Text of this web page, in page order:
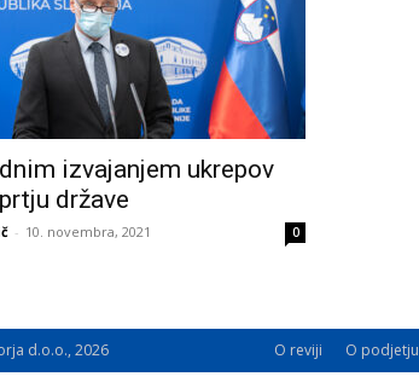
izvajanjem ukrepov
države
- 10. novembra, 2021 0
O reviji O podjetju
d.o.o., 2026